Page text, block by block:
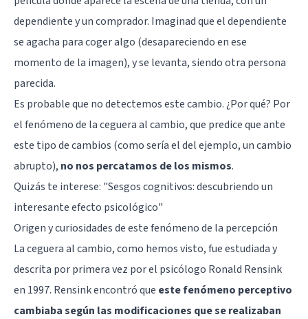
dependiente y un comprador. Imaginad que el dependiente
se agacha para coger algo (desapareciendo en ese
momento de la imagen), y se levanta, siendo otra persona
parecida.
Es probable que no detectemos este cambio. ¿Por qué? Por
el fenómeno de la ceguera al cambio, que predice que ante
este tipo de cambios (como sería el del ejemplo, un cambio
abrupto), no nos percatamos de los mismos.
Quizás te interese: "Sesgos cognitivos: descubriendo un
interesante efecto psicológico"
Origen y curiosidades de este fenómeno de la percepción
La ceguera al cambio, como hemos visto, fue estudiada y
descrita por primera vez por el psicólogo Ronald Rensink
en 1997. Rensink encontró que este fenómeno perceptivo
cambiaba según las modificaciones que se realizaban